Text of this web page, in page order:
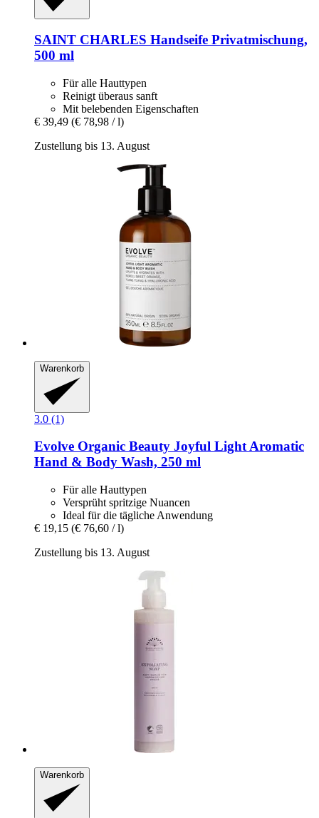
SAINT CHARLES Handseife Privatmischung,
500 ml
Für alle Hauttypen
Reinigt überaus sanft
Mit belebenden Eigenschaften
€ 39,49 (€ 78,98 / l)
Zustellung bis 13. August
Warenkorb
3.0 (1)
Evolve Organic Beauty Joyful Light Aromatic
Hand & Body Wash, 250 ml
Für alle Hauttypen
Versprüht spritzige Nuancen
Ideal für die tägliche Anwendung
€ 19,15 (€ 76,60 / l)
Zustellung bis 13. August
Warenkorb